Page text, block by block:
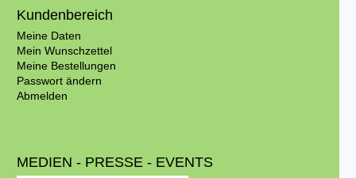
Kundenbereich
Meine Daten
Mein Wunschzettel
Meine Bestellungen
Passwort ändern
Abmelden
MEDIEN - PRESSE - EVENTS